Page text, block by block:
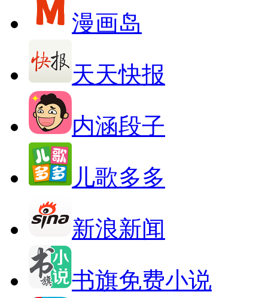
漫画岛
天天快报
内涵段子
儿歌多多
新浪新闻
书旗免费小说